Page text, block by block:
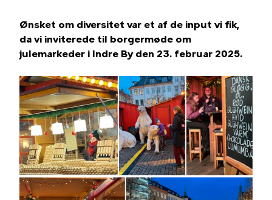
Ønsket om diversitet var et af de input vi fik,
da vi inviterede til borgermøde om
julemarkeder i Indre By den 23. februar 2025.